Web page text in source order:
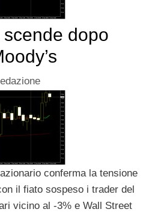
dopo
conferma la tensione
il fiato sospeso i trader del
vicino al -3% e Wall Street